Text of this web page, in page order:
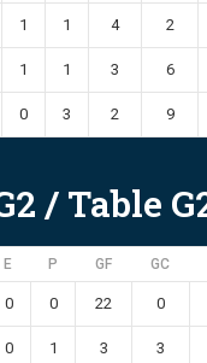
1 1 4 2
1 1 3 6
0 3 2 9
/ Table
E P GF GC
0 0 22 0
0 1 3 3